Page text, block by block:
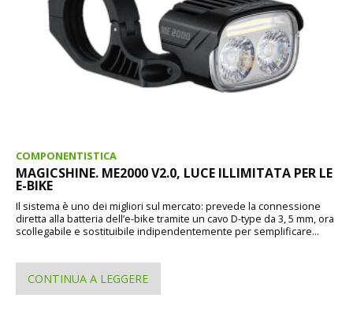
COMPONENTISTICA
MAGICSHINE. ME2000 V2.0, LUCE ILLIMITATA PER LE
E-BIKE
Il sistema è uno dei migliori sul mercato: prevede la connessione
diretta alla batteria dell’e-bike tramite un cavo D-type da 3, 5 mm, ora
scollegabile e sostituibile indipendentemente per semplificare...
CONTINUA A LEGGERE